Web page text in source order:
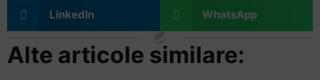
LinkedIn WhatsApp
Alte articole similare: